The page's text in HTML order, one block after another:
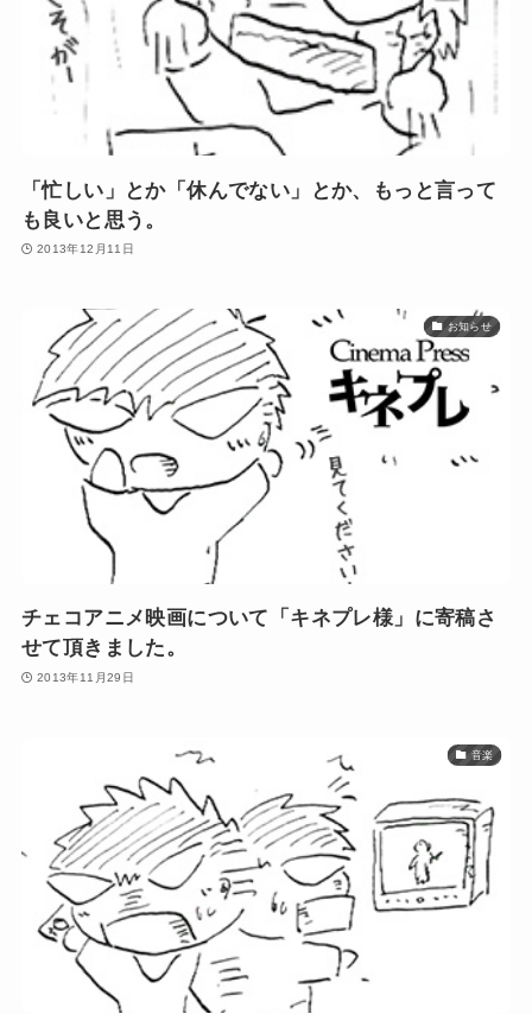
「忙しい」とか「休んでない」とか、もっと言って
も良いと思う。
2013年12月11日
お知らせ
チェコアニメ映画について「キネプレ様」に寄稿さ
せて頂きました。
2013年11月29日
音楽